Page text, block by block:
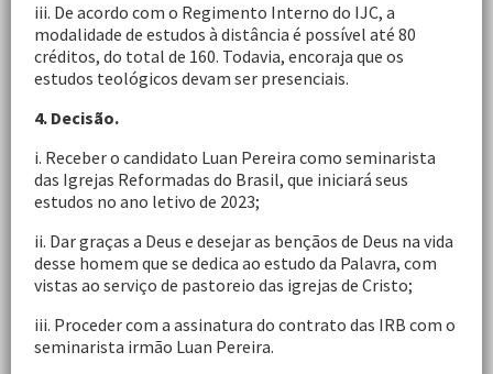
iii. De acordo com o Regimento Interno do IJC, a
modalidade de estudos à distância é possível até 80
créditos, do total de 160. Todavia, encoraja que os
estudos teológicos devam ser presenciais.
4. Decisão.
i. Receber o candidato Luan Pereira como seminarista
das Igrejas Reformadas do Brasil, que iniciará seus
estudos no ano letivo de 2023;
ii. Dar graças a Deus e desejar as bençãos de Deus na vida
desse homem que se dedica ao estudo da Palavra, com
vistas ao serviço de pastoreio das igrejas de Cristo;
iii. Proceder com a assinatura do contrato das IRB com o
seminarista irmão Luan Pereira.